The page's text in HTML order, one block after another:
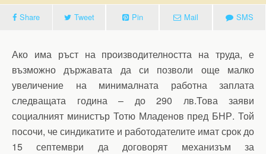
Share Tweet Pin Mail SMS
Ако има ръст на производителността на труда, е
възможно държавата да си позволи още малко
увеличение на минималната работна заплата
следващата година – до 290 лв.Това заяви
социалният министър Тотю Младенов пред БНР. Той
посочи, че синдикатите и работодателите имат срок до
15 септември да договорят механизъм за